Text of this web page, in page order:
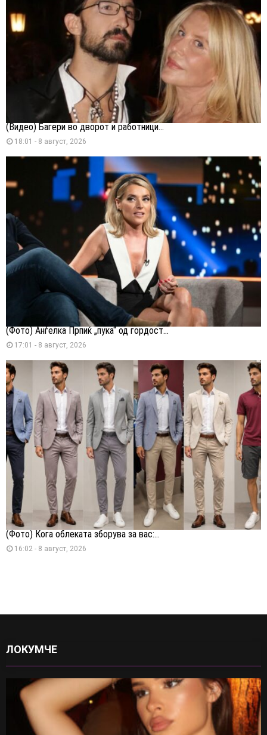
(Видео) Багери во дворот и работници...
18:01 - 8 август, 2026
(Фото) Анѓелка Прпиќ „пука“ од гордост...
17:01 - 8 август, 2026
(Фото) Кога облеката зборува за вас:...
16:02 - 8 август, 2026
ЛОКУМЧЕ